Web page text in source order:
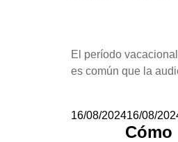
El período
es común que la
16/08/202416/08/
Cómo